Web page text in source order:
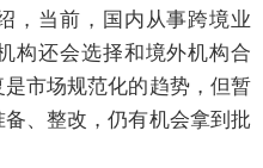
，当前，国内从事跨境业
构还会选择和境外机构合
市场规范化的趋势，但暂
、整改，仍有机会拿到批